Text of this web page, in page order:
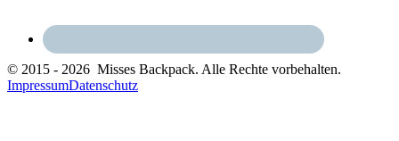
© 2015 - 2026 Misses Backpack. Alle Rechte vorbehalten.
ImpressumDatenschutz